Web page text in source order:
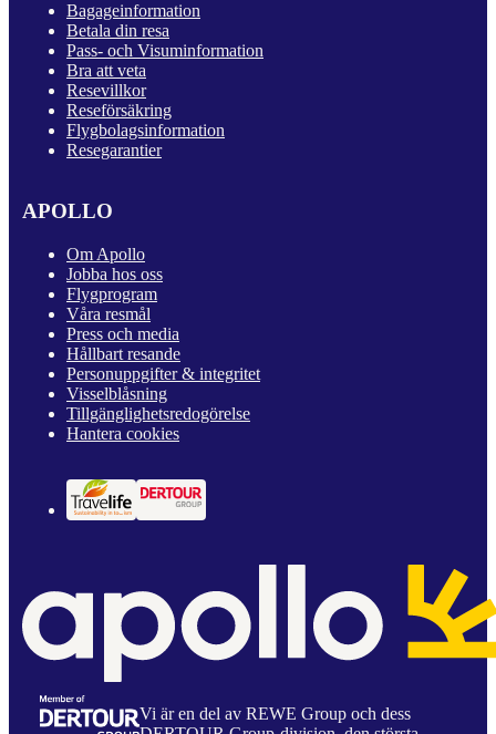
Bagageinformation
Betala din resa
Pass- och Visuminformation
Bra att veta
Resevillkor
Reseförsäkring
Flygbolagsinformation
Resegarantier
APOLLO
Om Apollo
Jobba hos oss
Flygprogram
Våra resmål
Press och media
Hållbart resande
Personuppgifter & integritet
Visselblåsning
Tillgänglighetsredogörelse
Hantera cookies
Vi är en del av REWE Group och dess